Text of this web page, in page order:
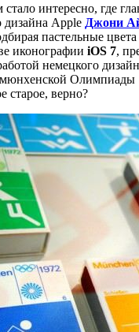
интересно, где
Apple Джони
пастельные
иконографии iOS 7,
немецкого
Олимпиады
старое, верно?